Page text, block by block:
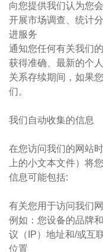
向您提供我们认为您
开展市场调查、统计
进服务
通知您任何有关我们
获得准确、最新的个
关系存续期间，如果
们。
我们自动收集的信息
在您访问我们的网站
上的小文本文件）将
信息可能包括:
有关您用于访问我们
例如：您设备的品牌
议（IP）地址和/或互
位置